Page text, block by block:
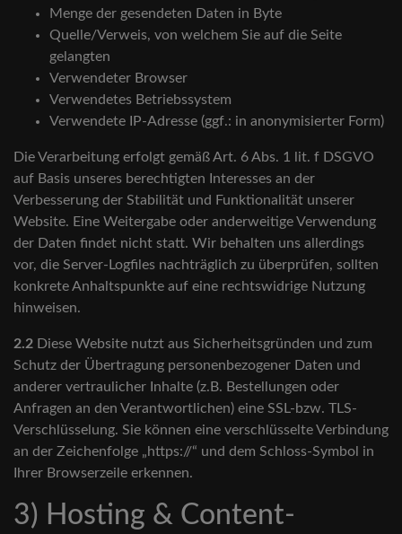
Menge der gesendeten Daten in Byte
Quelle/Verweis, von welchem Sie auf die Seite
gelangten
Verwendeter Browser
Verwendetes Betriebssystem
Verwendete IP-Adresse (ggf.: in anonymisierter Form)
Die Verarbeitung erfolgt gemäß Art. 6 Abs. 1 lit. f DSGVO
auf Basis unseres berechtigten Interesses an der
Verbesserung der Stabilität und Funktionalität unserer
Website. Eine Weitergabe oder anderweitige Verwendung
der Daten findet nicht statt. Wir behalten uns allerdings
vor, die Server-Logfiles nachträglich zu überprüfen, sollten
konkrete Anhaltspunkte auf eine rechtswidrige Nutzung
hinweisen.
2.2 Diese Website nutzt aus Sicherheitsgründen und zum
Schutz der Übertragung personenbezogener Daten und
anderer vertraulicher Inhalte (z.B. Bestellungen oder
Anfragen an den Verantwortlichen) eine SSL-bzw. TLS-
Verschlüsselung. Sie können eine verschlüsselte Verbindung
an der Zeichenfolge „https://“ und dem Schloss-Symbol in
Ihrer Browserzeile erkennen.
3) Hosting & Content-